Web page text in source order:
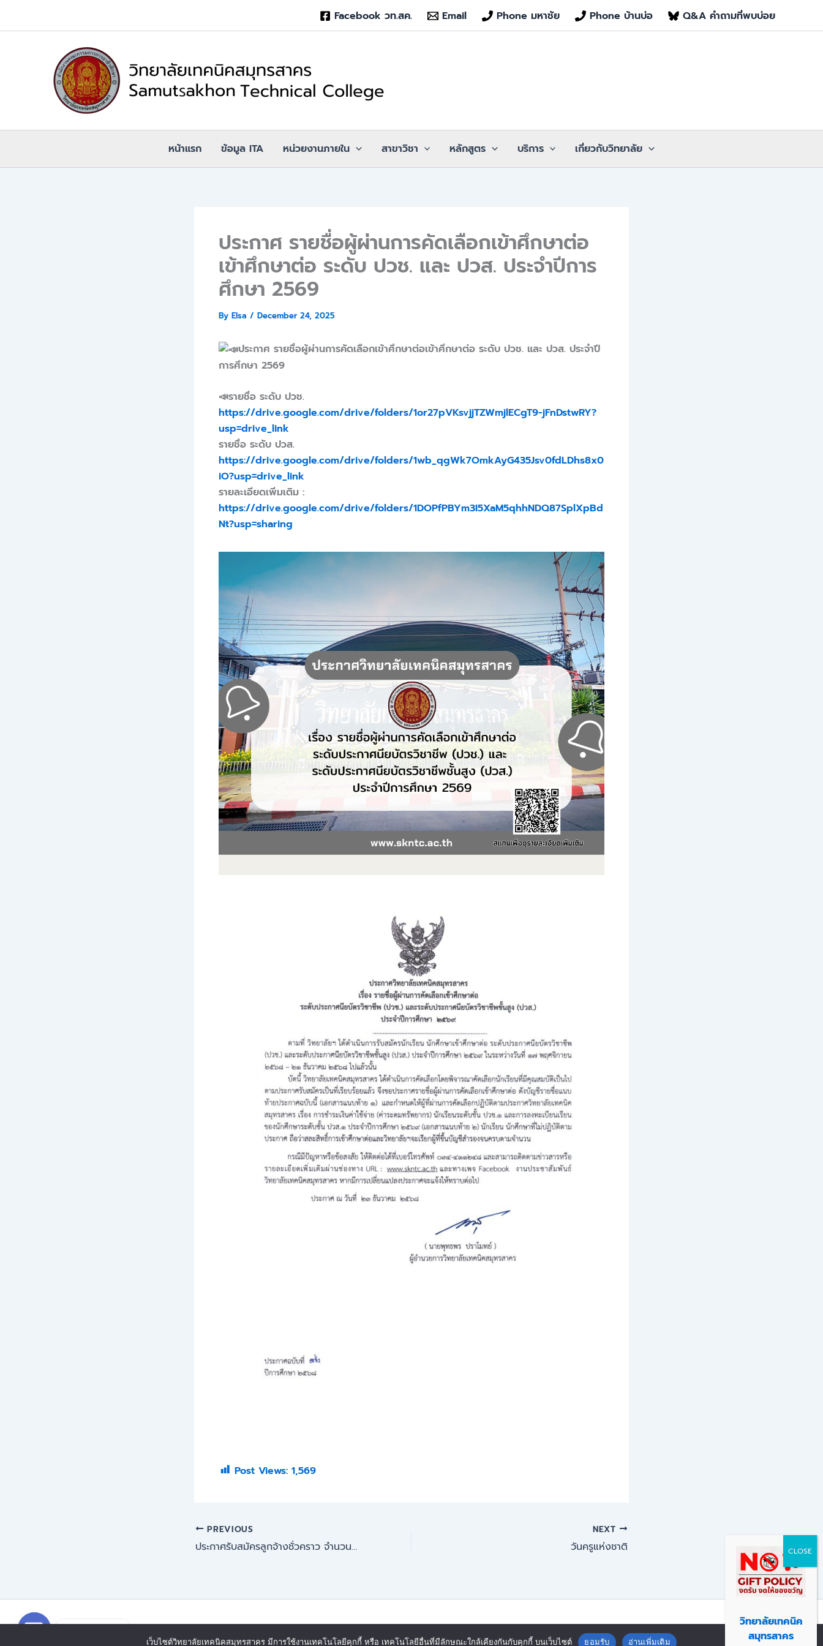
Facebook วท.สค. Email Phone มหาชัย Phone บ้านบ่อ Q&A คำถามที่พบบ่อย
หน้าแรก ข้อมูล ITA หน่วยงานภายใน สาขาวิชา หลักสูตร บริการ เกี่ยวกับวิทยาลัย
ประกาศ รายชื่อผู้ผ่านการคัดเลือกเข้าศึกษาต่อ
เข้าศึกษาต่อ ระดับ ปวช. และ ปวส. ประจำปีการ
ศึกษา 2569
By Elsa / December 24, 2025
ประกาศ รายชื่อผู้ผ่านการคัดเลือกเข้าศึกษาต่อเข้าศึกษาต่อ ระดับ ปวช. และ ปวส. ประจำปี
การศึกษา 2569
📣รายชื่อ ระดับ ปวช.
https://drive.google.com/drive/folders/1or27pVKsvjjTZWmjlECgT9-jFnDstwRY?
usp=drive_link
รายชื่อ ระดับ ปวส.
https://drive.google.com/drive/folders/1wb_qgWk7OmkAyG435Jsv0fdLDhs8x0
iO?usp=drive_link
รายละเอียดเพิ่มเติม :
https://drive.google.com/drive/folders/1DOPfPBYm3I5XaM5qhhNDQ87SplXpBd
Nt?usp=sharing
Post Views: 1,569
PREVIOUS
ประกาศรับสมัครลูกจ้างชั่วคราว จำนวน 1 อัตรา
NEXT
วันครูแห่งชาติ
Copyright © 2026 | Powered by งานศูนย์ข้อมูลสารสนเทศ วิทยาลัยเทคนิคสมุทรสาคร
วิทยาลัยเทคนิค
สมุทรสาคร
เว็บไซต์วิทยาลัยเทคนิคสมุทรสาคร มีการใช้งานเทคโนโลยีคุกกี้ หรือ เทคโนโลยีอื่นที่มีลักษณะใกล้เคียงกันกับคุกกี้ บนเว็บไซต์ ยอมรับ อ่านเพิ่มเติม